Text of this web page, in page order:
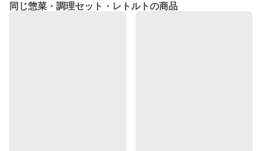
同じ惣菜・調理セット・レトルトの商品